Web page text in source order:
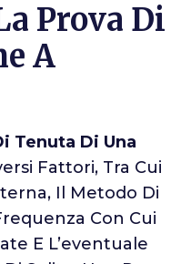
Prova Di
A
Tenuta Di Una
Fattori, Tra Cui
Il Metodo Di
Con Cui
E L’eventuale